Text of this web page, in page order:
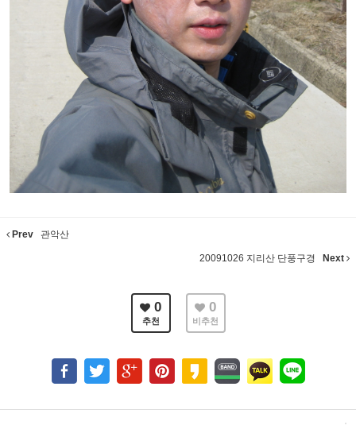
Prev 관악산
20091026 지리산 단풍구경 Next
0
추천
0
비추천